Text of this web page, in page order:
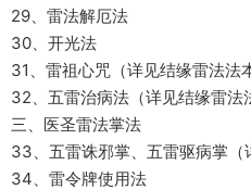
29、雷法解厄法
30、开光法
31、雷祖心咒（详见结缘雷法法
32、五雷治病法（详见结缘雷法
三、医圣雷法掌法
33、五雷诛邪掌、五雷驱病掌（
34、雷令牌使用法